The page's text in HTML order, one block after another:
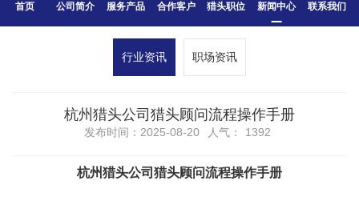
首页 公司简介 服务产品 合作客户 猎头职位 新闻中心 联系我们
行业资讯 职场资讯
​杭州猎头公司猎头顾问流程操作手册
发布时间：2025-08-20 人气： 1392
杭州猎头公司猎头顾问流程操作手册